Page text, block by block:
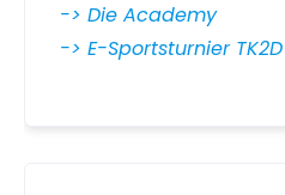
-> Die Academy
-> E-Sportsturnier